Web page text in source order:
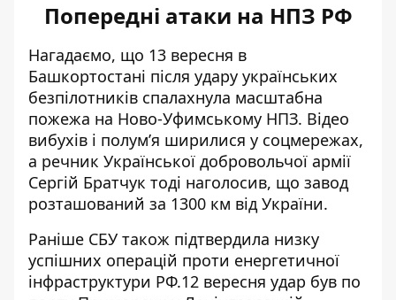
Попередні атаки на НПЗ РФ
Нагадаємо, що 13 вересня в
Башкортостані після удару українських
безпілотників спалахнула масштабна
пожежа на Ново-Уфимському НПЗ. Відео
вибухів і полум’я ширилися у соцмережах,
а речник Української добровольчої армії
Сергій Братчук тоді наголосив, що завод
розташований за 1300 км від України.
Раніше СБУ також підтвердила низку
успішних операцій проти енергетичної
інфраструктури РФ.12 вересня удар був по